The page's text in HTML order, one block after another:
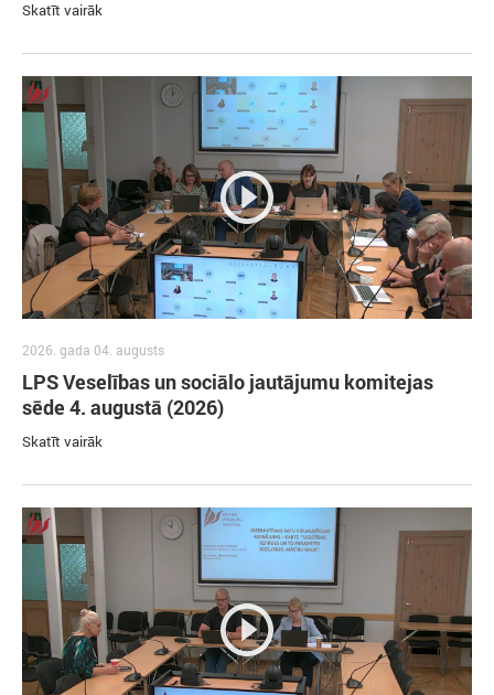
Skatīt vairāk
2026. gada 04. augusts
LPS Veselības un sociālo jautājumu komitejas
sēde 4. augustā (2026)
Skatīt vairāk